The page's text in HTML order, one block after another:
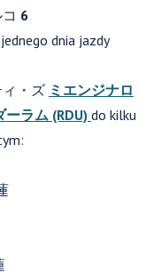
6
dnia jazdy
・ズ ミエンジナロ
ラム (RDU) do kilku